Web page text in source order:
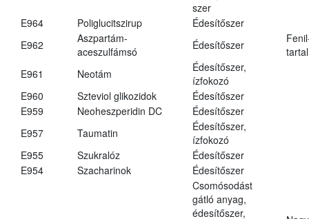
szer
E964 Poliglucitszirup
Édesítőszer
E962
Aszpartám-
aceszulfámsó
Édesítőszer
E961
Neotám
Édesítőszer,
ízfokozó
E960
Szteviol glikozidok
Édesítőszer
E959
Neoheszperidin DC
Édesítőszer
E957
Taumatin
Édesítőszer,
ízfokozó
E955
Szukralóz
Édesítőszer
E954
Szacharinok Édesítőszer
Csomósodást
gátló anyag,
édesítőszer,